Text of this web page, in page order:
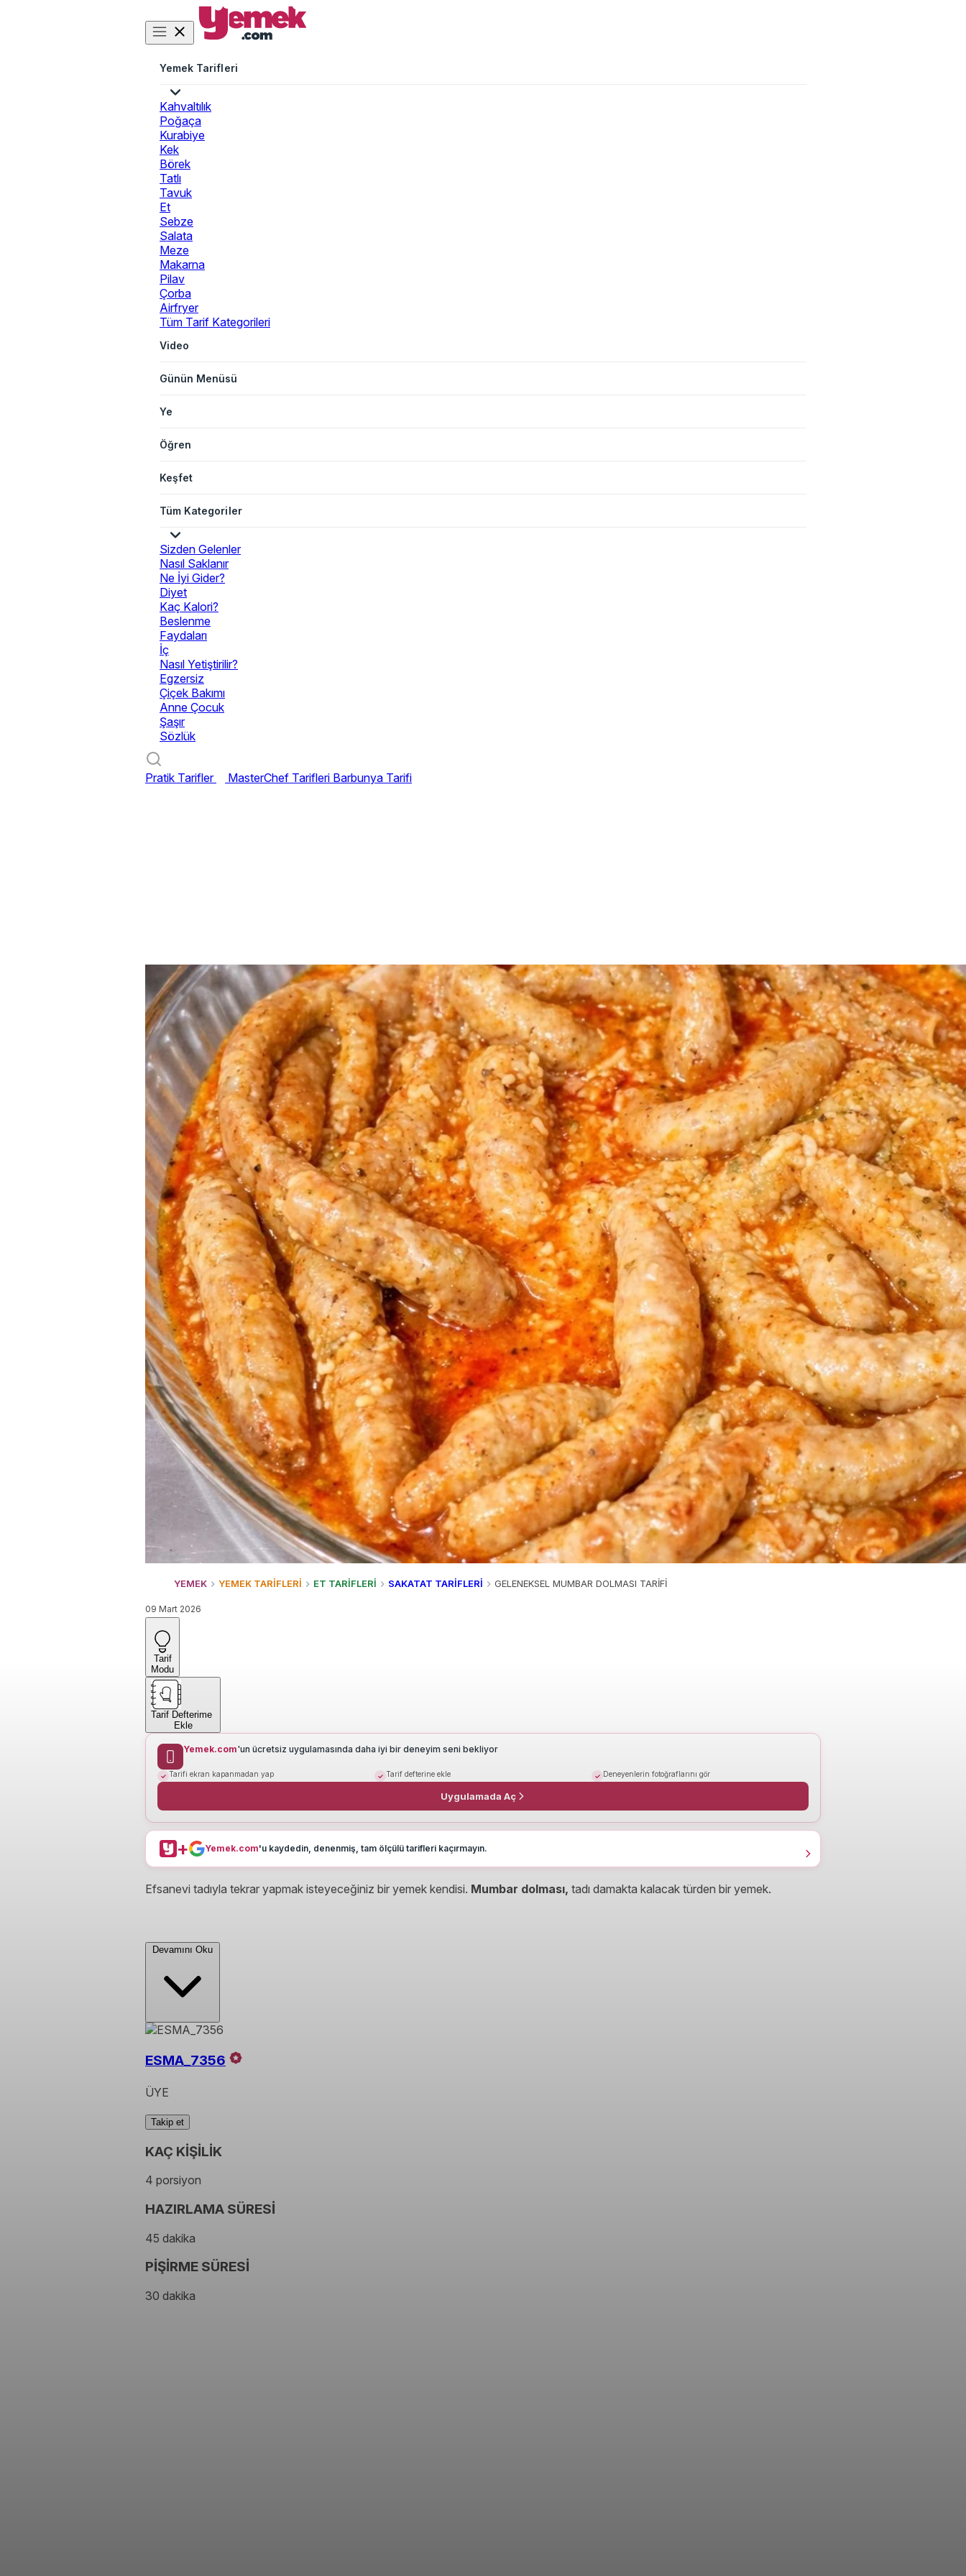
Yemek Tarifleri
Kahvaltılık
Poğaça
Kurabiye
Kek
Börek
Tatlı
Tavuk
Et
Sebze
Salata
Meze
Makarna
Pilav
Çorba
Airfryer
Tüm Tarif Kategorileri
Video
Günün Menüsü
Ye
Öğren
Keşfet
Tüm Kategoriler
Sizden Gelenler
Nasıl Saklanır
Ne İyi Gider?
Diyet
Kaç Kalori?
Beslenme
Faydaları
İç
Nasıl Yetiştirilir?
Egzersiz
Çiçek Bakımı
Anne Çocuk
Şaşır
Sözlük
Pratik Tarifler MasterChef Tarifleri Barbunya Tarifi
YEMEK YEMEK TARİFLERİ ET TARİFLERİ SAKATAT TARİFLERİ GELENEKSEL MUMBAR DOLMASI TARİFİ
09 Mart 2026
Tarif
Modu
Tarif Defterime
Ekle
Yemek.com'un ücretsiz uygulamasında daha iyi bir deneyim seni bekliyor
Tarifi ekran kapanmadan yap Tarif defterine ekle Deneyenlerin fotoğraflarını gör
Uygulamada Aç
+ Yemek.com'u kaydedin, denenmiş, tam ölçülü tarifleri kaçırmayın.
Efsanevi tadıyla tekrar yapmak isteyeceğiniz bir yemek kendisi. Mumbar dolması, tadı damakta kalacak türden bir yemek.
Devamını Oku
ESMA_7356
ÜYE
Takip et
KAÇ KİŞİLİK
4 porsiyon
HAZIRLAMA SÜRESİ
45 dakika
PİŞİRME SÜRESİ
30 dakika